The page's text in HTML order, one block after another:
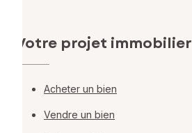
Votre projet immobilier
Acheter un bien
Vendre un bien